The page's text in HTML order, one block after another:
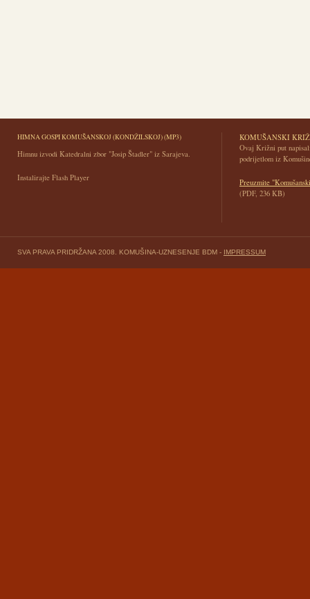
HIMNA GOSPI KOMUŠANSKOJ (KONDŽILSKOJ) (MP3)
Himnu izvodi Katedralni zbor "Josip Štadler" iz Sarajeva.
Instalirajte Flash Player
KOMUŠANSKI
Ovaj Križni put
podrijetlom iz
Preuzmite
(PDF, 236 KB)
SVA PRAVA PRIDRŽANA 2008. KOMUŠINA-UZNESENJE BDM - IMPRESSUM